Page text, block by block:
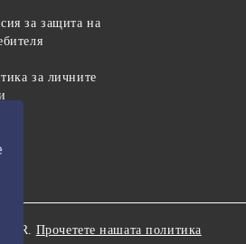
за защита на
за личните
Прочетете нашата политика